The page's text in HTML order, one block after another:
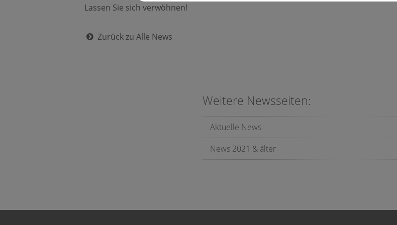
Lassen Sie sich verwöhnen!
Zurück zu Alle News
Weitere Newsseiten:
Aktuelle News
News 2021 & älter